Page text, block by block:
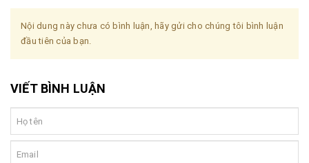
Nội dung này chưa có bình luận, hãy gửi cho chúng tôi bình luận
đầu tiên của bạn.
VIẾT BÌNH LUẬN